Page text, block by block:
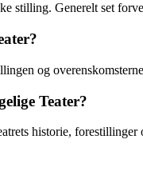
Generelt set
og
Teater?
historie,